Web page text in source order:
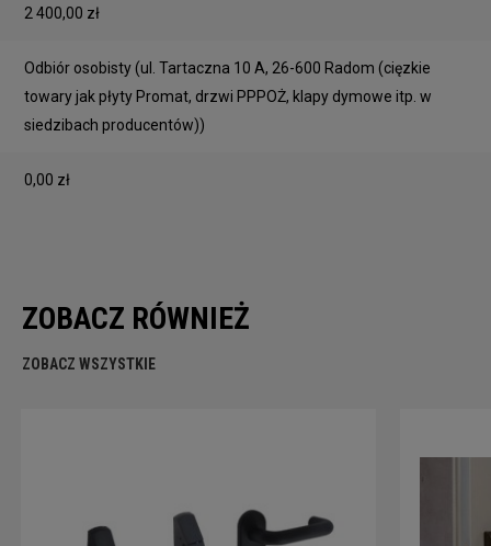
2 400,00 zł
Odbiór osobisty(ul. Tartaczna 10 A, 26-600 Radom (cięzkie
towary jak płyty Promat, drzwi PPPOŻ, klapy dymowe itp. w
siedzibach producentów))
0,00 zł
ZOBACZ RÓWNIEŻ
ZOBACZ WSZYSTKIE